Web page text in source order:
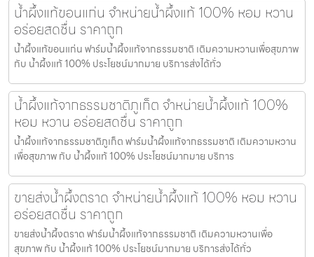
น้ำผึ้งแท้ขอนแก่น จำหน่ายน้ำผึ้งแท้ 100% หอม หวาน
อร่อยสดชื่น ราคาถูก
น้ำผึ้งแท้ขอนแก่น ฟาร์มน้ำผึ้งแท้จากธรรมชาติ เติมความหวานเพื่อสุขภาพ
กับ น้ำผึ้งแท้ 100% ประโยชน์มากมาย บริการส่งได้ทั่ว
น้ำผึ้งแท้จากธรรมชาติภูเก็ต จำหน่ายน้ำผึ้งแท้ 100%
หอม หวาน อร่อยสดชื่น ราคาถูก
น้ำผึ้งแท้จากธรรมชาติภูเก็ต ฟาร์มน้ำผึ้งแท้จากธรรมชาติ เติมความหวาน
เพื่อสุขภาพ กับ น้ำผึ้งแท้ 100% ประโยชน์มากมาย บริการ
ขายส่งน้ำผึ้งตราด จำหน่ายน้ำผึ้งแท้ 100% หอม หวาน
อร่อยสดชื่น ราคาถูก
ขายส่งน้ำผึ้งตราด ฟาร์มน้ำผึ้งแท้จากธรรมชาติ เติมความหวานเพื่อ
สุขภาพ กับ น้ำผึ้งแท้ 100% ประโยชน์มากมาย บริการส่งได้ทั่ว